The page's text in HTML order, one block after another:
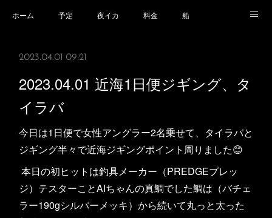
ホーム 予定 夜イカ 料金 船
2023.04.01 09:21
2023.04.01 近海1日便ジギング、タ
イラバ
今日は1日便で女性アングラー2名乗せて、タイラバと
ジギング半々で近海ジギングポイント周りました😊
本日の初ヒットは釣具メーカー（PREDGEプレッ
ジ）テスターことAIちゃんの真鯛でした鯛は（バチェ
ラー190gシルバーメッキ）から続いて丸っと太った